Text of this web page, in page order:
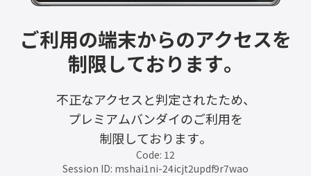
ご利用の端末からのアクセスを
制限しております。
不正なアクセスと判定されたため、
プレミアムバンダイのご利用を
制限しております。
Code: 12
Session ID: mshai1ni-24icjt2updf9r7wao